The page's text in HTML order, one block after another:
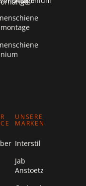
UNSERE
MARKEN
Interstil
Jab
Anstoetz